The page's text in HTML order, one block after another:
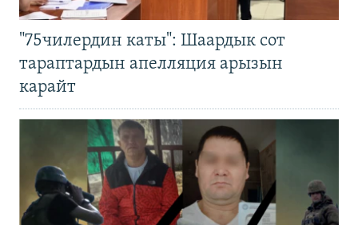
"75чилердин каты": Шаардык сот
тараптардын апелляция арызын
карайт